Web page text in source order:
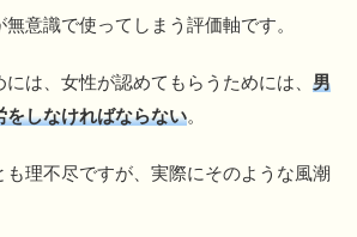
意識で使ってしまう評価軸です。
には、女性が認めてもらうためには、男
をしなければならない。
も理不尽ですが、実際にそのような風潮